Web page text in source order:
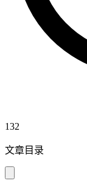
132
文章目录